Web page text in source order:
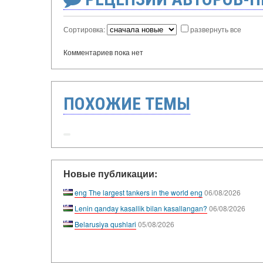
Сортировка: развернуть все
Комментариев пока нет
ПОХОЖИЕ ТЕМЫ
Новые публикации:
eng The largest tankers in the world eng 06/08/2026
Lenin qanday kasallik bilan kasallangan? 06/08/2026
Belarusiya qushlari 05/08/2026